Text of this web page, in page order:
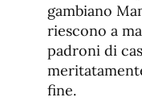
gambiano
riescono a
padroni di
fine.